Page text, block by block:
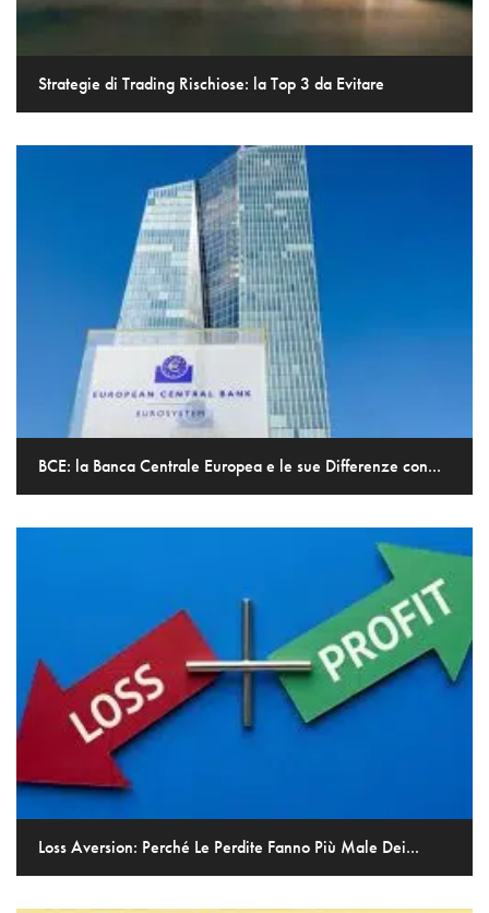
Strategie di Trading Rischiose: la Top 3 da Evitare
BCE: la Banca Centrale Europea e le sue Differenze con...
Loss Aversion: Perché Le Perdite Fanno Più Male Dei...